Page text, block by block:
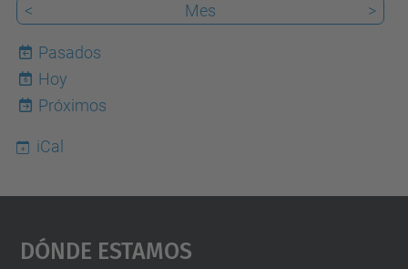
<
Mes >
Pasados
6
Hoy
Próximos
iCal
Dónde Estamos